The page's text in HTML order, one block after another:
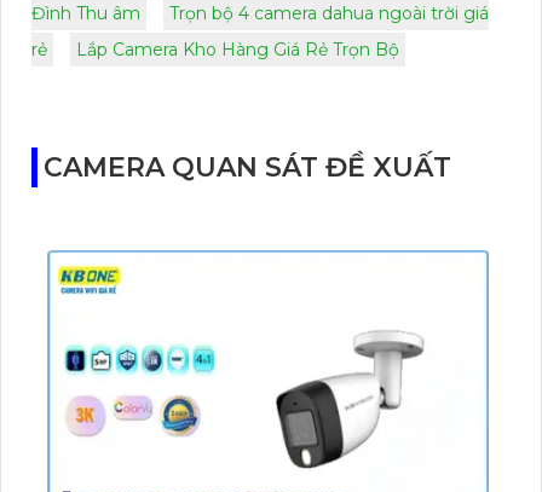
Đình Thu âm
Trọn bộ 4 camera dahua ngoài trời giá
rẻ
Lắp Camera Kho Hàng Giá Rẻ Trọn Bộ
CAMERA QUAN SÁT ĐỀ XUẤT